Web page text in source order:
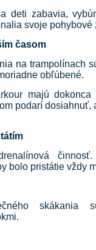
deti zabavia,
svoje pohybové
časom
na trampolínach
obľúbené.
majú
podarí dosiahnuť,
bolo pristátie vždy
skákania